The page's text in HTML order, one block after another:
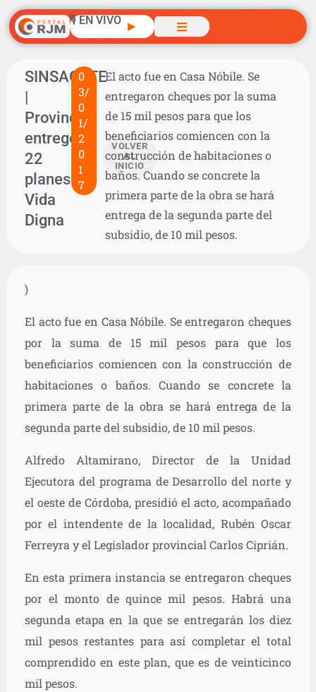
🎙️ EN VIVO ▶
SINSACATE
|
Provincia
entregó
22
planes
Vida
Digna
0
3/
0
1/
2
0
1
7
VOLVER
AL
INICIO
El acto fue en Casa Nóbile. Se
entregaron cheques por la suma
de 15 mil pesos para que los
beneficiarios comiencen con la
construcción de habitaciones o
baños. Cuando se concrete la
primera parte de la obra se hará
entrega de la segunda parte del
subsidio, de 10 mil pesos.
)
El acto fue en Casa Nóbile. Se entregaron cheques
por la suma de 15 mil pesos para que los
beneficiarios comiencen con la construcción de
habitaciones o baños. Cuando se concrete la
primera parte de la obra se hará entrega de la
segunda parte del subsidio, de 10 mil pesos.
Alfredo Altamirano, Director de la Unidad
Ejecutora del programa de Desarrollo del norte y
el oeste de Córdoba, presidió el acto, acompañado
por el intendente de la localidad, Rubén Oscar
Ferreyra y el Legislador provincial Carlos Ciprián.
En esta primera instancia se entregaron cheques
por el monto de quince mil pesos. Habrá una
segunda etapa en la que se entregarán los diez
mil pesos restantes para así completar el total
comprendido en este plan, que es de veinticinco
mil pesos.